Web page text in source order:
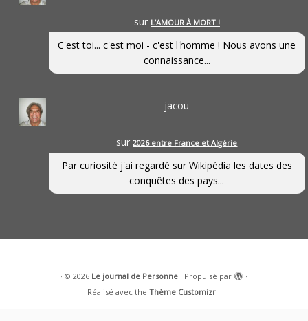
sur L’AMOUR À MORT !
C'est toi... c'est moi - c'est l'homme ! Nous avons une
connaissance...
jacou
sur2026 entre France et Algérie
Par curiosité j'ai regardé sur Wikipédia les dates des
conquêtes des pays...
· © 2026 Le journal de Personne· Propulsé par
·
Réalisé avec theThème Customizr ·